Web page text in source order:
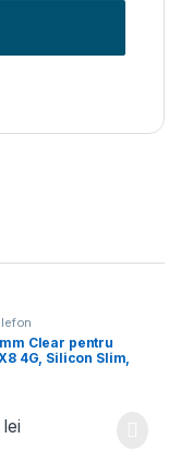
Clear pentru
4G, Silicon Slim,
lei